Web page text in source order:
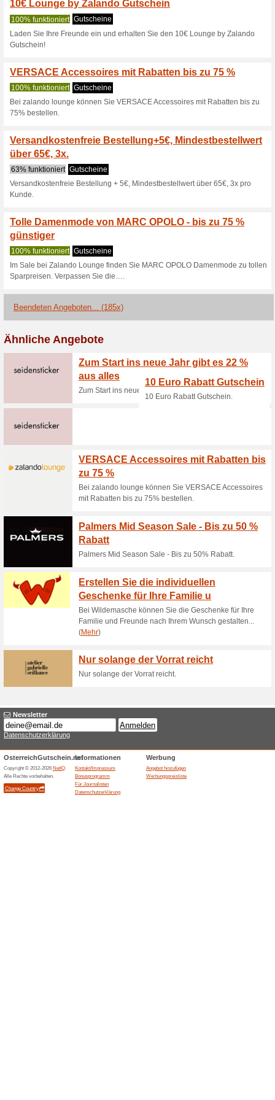
Aktuelle Angebote
Lounge by Zalando
auf Ma
100% funktioniert
Werde Mitglied und
bis zu 75 % günstiger!
Lounge by Zalando
und per
100% funktioniert
Es gibt verschiedene
zu erhalten:per App- exklusiv
Bestandskundenper Mail -
habenper Flyer - als
Stammkunden erhalten
Bis zu 75 % Rabatt
bekannter Brand
100% funktioniert
Bis zu 75 % Rabatt auf
Lacoste, Armani,
Zalando. Das Angebot gilt